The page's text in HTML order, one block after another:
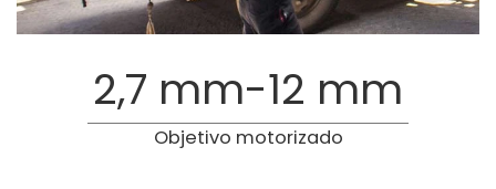
2,7 mm-12 mm
Objetivo motorizado